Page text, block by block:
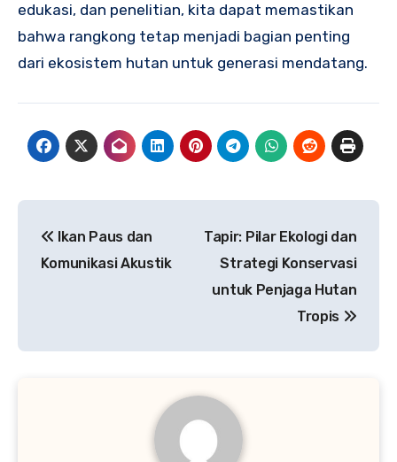
edukasi, dan penelitian, kita dapat memastikan
bahwa rangkong tetap menjadi bagian penting
dari ekosistem hutan untuk generasi mendatang.
pos
Ikan Paus dan
Komunikasi Akustik
Tapir: Pilar Ekologi dan
Strategi Konservasi
untuk Penjaga Hutan
Tropis